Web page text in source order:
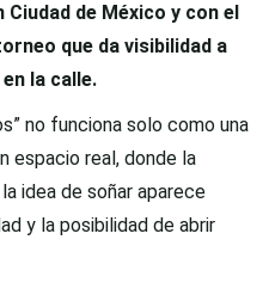
de México y con el
que da visibilidad a
la calle.
no funciona solo como una
espacio real, donde la
idea de soñar aparece
y la posibilidad de abrir